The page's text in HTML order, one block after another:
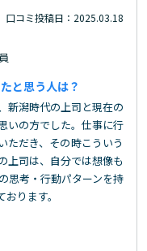
口コミ投稿日：2025.03.18
と思う人は？
新潟時代の上司と現在の
いの方でした。仕事に行
ただき、その時こういう
上司は、自分では想像も
思考・行動パターンを持
ります。